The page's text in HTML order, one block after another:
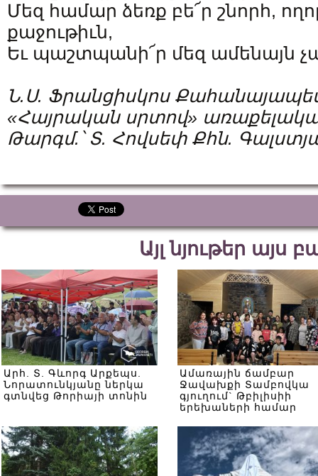
Մեզ համար ձեռք բե՜ր շնորհ,
քաջութիւն,
Եւ պաշտպանի՜ր մեզ ամենայն
Ն.Ս. Ֆրանցիսկոս
«Հայրական սրտով»
Թարգմ.՝ Տ. Հովսեփ Քհն.
Այլ նյութեր այս
Արհ. Տ. Գևորգ Արքեպս.
Նորատունկյանը ներկա
գտնվեց Թորիայի տոնին
Ամառային ճամբար
Ջավախքի Տամբովկա
գյուղում` Թբիլիսիի
երեխաների համար